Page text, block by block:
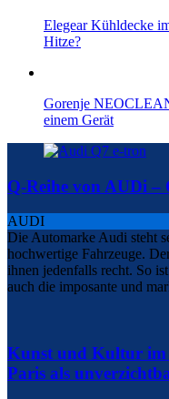
Elegear Kühldecke
Hitze?
Gorenje
einem Gerät
Q-Reihe von AUDi –
AUDI
Die Automarke Audi steht
hochwertige Fahrzeuge.
ihnen jedenfalls recht. So
auch die imposante und
Kunst und Kultur im
Paris als